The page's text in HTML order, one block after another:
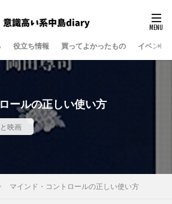
役立ち情報 買ってよかったもの イベント
ールの正しい使い方
映画
マインド・コントロールの正しい使い方